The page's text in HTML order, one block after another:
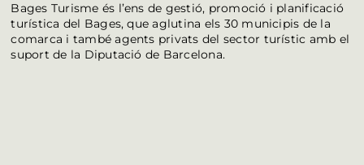
Bages Turisme és l’ens de gestió, promoció i planificació
turística del Bages, que aglutina els 30 municipis de la
comarca i també agents privats del sector turístic amb el
suport de la Diputació de Barcelona.